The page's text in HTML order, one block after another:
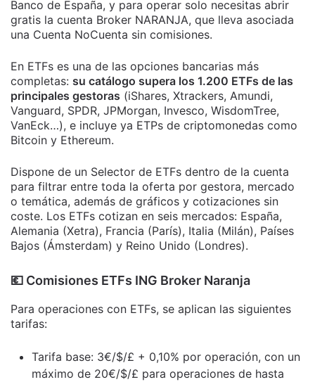
Banco de España, y para operar solo necesitas abrir
gratis la cuenta Broker NARANJA, que lleva asociada
una Cuenta NoCuenta sin comisiones.
En ETFs es una de las opciones bancarias más
completas: su catálogo supera los 1.200 ETFs de las
principales gestoras (iShares, Xtrackers, Amundi,
Vanguard, SPDR, JPMorgan, Invesco, WisdomTree,
VanEck…), e incluye ya ETPs de criptomonedas como
Bitcoin y Ethereum.
Dispone de un Selector de ETFs dentro de la cuenta
para filtrar entre toda la oferta por gestora, mercado
o temática, además de gráficos y cotizaciones sin
coste. Los ETFs cotizan en seis mercados: España,
Alemania (Xetra), Francia (París), Italia (Milán), Países
Bajos (Ámsterdam) y Reino Unido (Londres).
​💶​ Comisiones ETFs ING Broker Naranja
Para operaciones con ETFs, se aplican las siguientes
tarifas:
Tarifa base: 3€/$/£ + 0,10% por operación, con un
máximo de 20€/$/£ para operaciones de hasta